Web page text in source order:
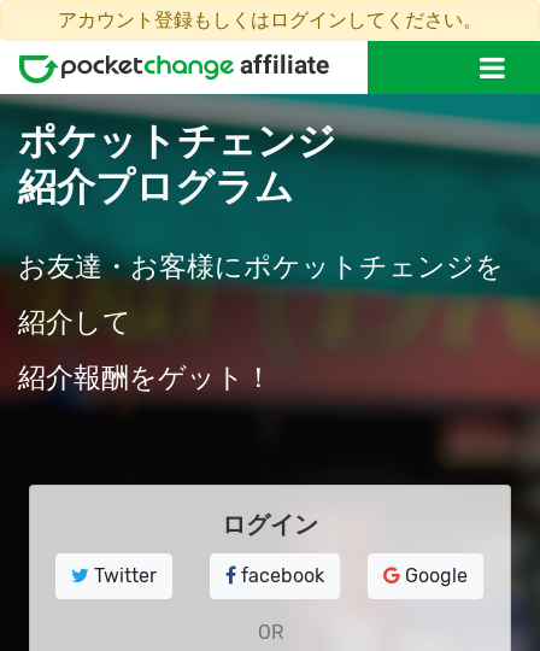
アカウント登録もしくはログインしてください。
ポケットチェンジ
紹介プログラム
お友達・お客様にポケットチェンジを
紹介して
紹介報酬をゲット！
ログイン
Twitter facebook Google
OR